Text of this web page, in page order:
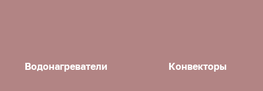
Водонагреватели Конвекторы